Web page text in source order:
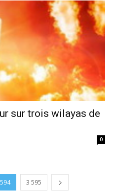
sur trois wilayas de
0
3 595